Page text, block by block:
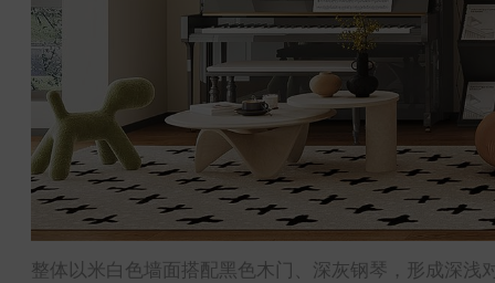
整体以米白色墙面搭配黑色木门、深灰钢琴，形成深